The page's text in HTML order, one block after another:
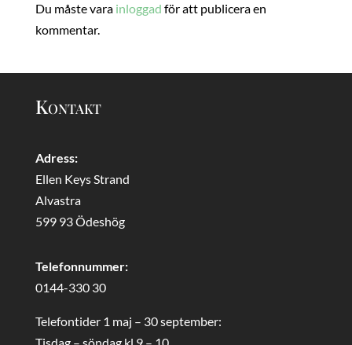
Du måste vara inloggad för att publicera en
kommentar.
Kontakt
Adress:
Ellen Keys Strand
Alvastra
599 93 Ödeshög
Telefonnummer:
0144-330 30
Telefontider 1 maj – 30 september: